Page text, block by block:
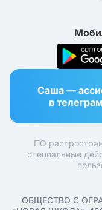
Саша —
в
ПО
специальные
ОБЩЕСТВО С